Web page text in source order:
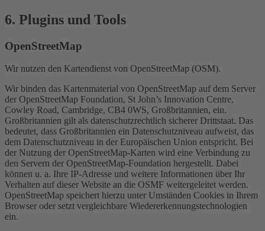
6. Plugins und Tools
OpenStreetMap
Wir nutzen den Kartendienst von OpenStreetMap (OSM).
Wir binden das Kartenmaterial von OpenStreetMap auf dem Server
der OpenStreetMap Foundation, St John’s Innovation Centre,
Cowley Road, Cambridge, CB4 0WS, Großbritannien, ein.
Großbritannien gilt als datenschutzrechtlich sicherer Drittstaat. Das
bedeutet, dass Großbritannien ein Datenschutzniveau aufweist, das
dem Datenschutzniveau in der Europäischen Union entspricht. Bei
der Nutzung der OpenStreetMap-Karten wird eine Verbindung zu
den Servern der OpenStreetMap-Foundation hergestellt. Dabei
können u. a. Ihre IP-Adresse und weitere Informationen über Ihr
Verhalten auf dieser Website an die OSMF weitergeleitet werden.
OpenStreetMap speichert hierzu unter Umständen Cookies in Ihrem
Browser oder setzt vergleichbare Wiedererkennungstechnologien
ein.